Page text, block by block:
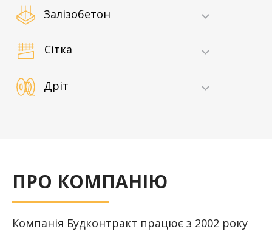
Залізобетон
Сітка
Дріт
ПРО КОМПАНІЮ
Компанія Будконтракт працює з 2002 року